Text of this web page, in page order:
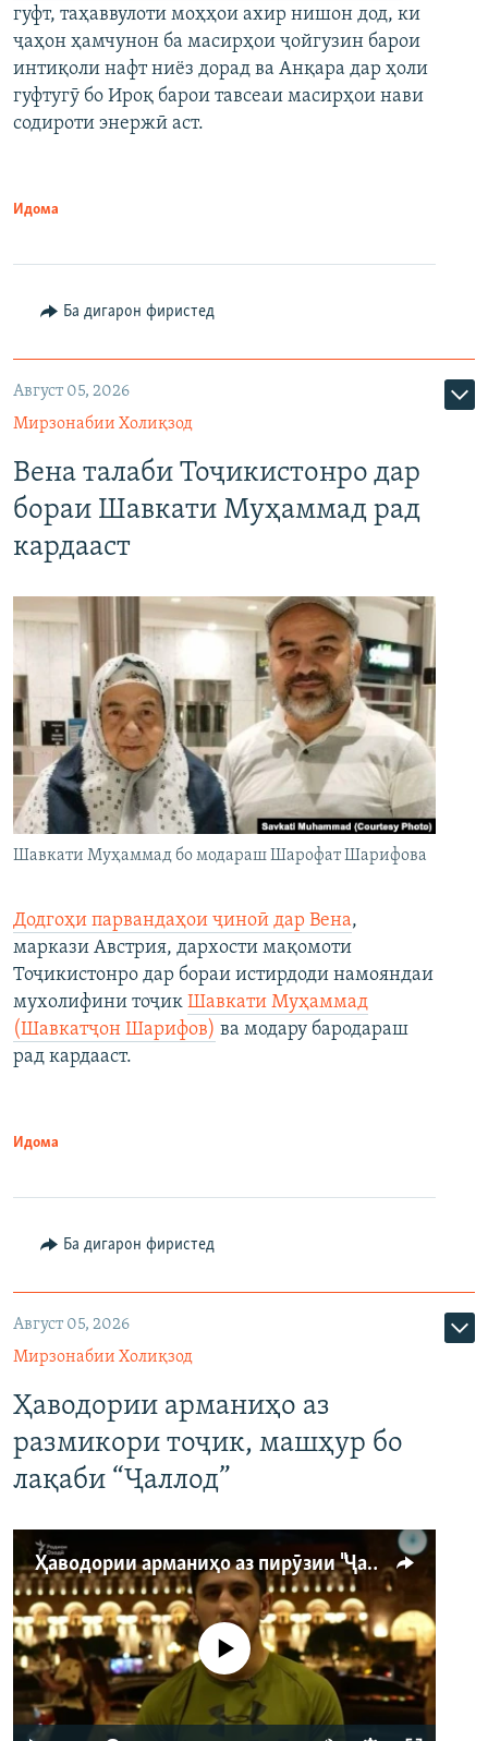
гуфт, таҳаввулоти моҳҳои ахир нишон дод, ки
ҷаҳон ҳамчунон ба масирҳои ҷойгузин барои
интиқоли нафт ниёз дорад ва Анқара дар ҳоли
гуфтугӯ бо Ироқ барои тавсеаи масирҳои нави
содироти энержӣ аст.
Идома
Ба дигарон фиристед
Август 05, 2026
Мирзонабии Холиқзод
Вена талаби Тоҷикистонро дар
бораи Шавкати Муҳаммад рад
кардааст
Шавкати Муҳаммад бо модараш Шарофат Шарифова
Додгоҳи парвандаҳои ҷиноӣ дар Вена,
маркази Австрия, дархости мақомоти
Тоҷикистонро дар бораи истирдоди намояндаи
мухолифини тоҷик Шавкати Муҳаммад
(Шавкатҷон Шарифов) ва модару бародараш
рад кардааст.
Идома
Ба дигарон фиристед
Август 05, 2026
Мирзонабии Холиқзод
Ҳаводории арманиҳо аз
размикори тоҷик, машҳур бо
лақаби “Ҷаллод”
Ҳаводории арманиҳо аз пирӯзии "Ҷаллод"-и тоҷик
Феълан кор намекунад